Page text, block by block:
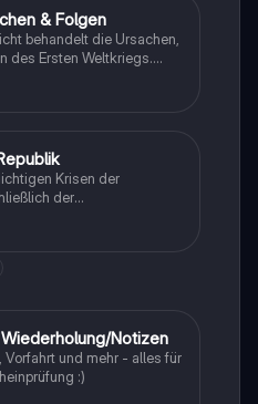
& Folgen
behandelt die Ursachen,
des Ersten Weltkriegs.
Julikrise 1914, die
den Schlieffen-Plan, den
Krisen der
der
Vertrags, der
Diese
Geschichte und den
auseinandersetzen
Notizen
und mehr - alles für
:)